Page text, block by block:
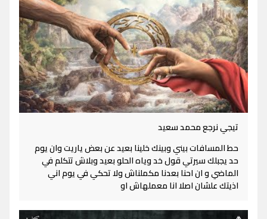
تيجي نرجع محمد سعيد
حط المسافات بيني وبينك خلينا بعيد عن بعض ياريت وان يوم
حد يجبلك سيرتي قول خد وياه الحلو بعيد وبلاش تتكلم في
الماضي و ان احنا بعدنا مكملناش ولا تحكي في يوم اني
اذيتك علشان اصلا انا معملهاش او